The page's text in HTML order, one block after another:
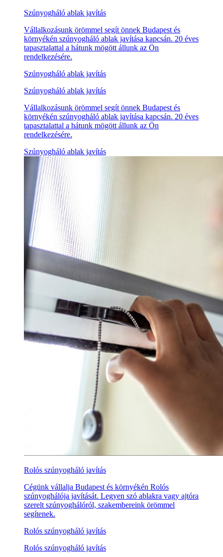
Szúnyogháló ablak javítás
Vállalkozásunk örömmel segít önnek Budapest és
környékén szúnyogháló ablak javítása kapcsán. 20 éves
tapasztalattal a hátunk mögött állunk az Ön
rendelkezésére.
Szúnyogháló ablak javítás
Szúnyogháló ablak javítás
Vállalkozásunk örömmel segít önnek Budapest és
környékén szúnyogháló ablak javítása kapcsán. 20 éves
tapasztalattal a hátunk mögött állunk az Ön
rendelkezésére.
Szúnyogháló ablak javítás
Rolós szúnyogháló javítás
Cégünk vállalja Budapest és környékén Rolós
szúnyoghálója javítását. Legyen szó ablakra vagy ajtóra
szerelt szúnyoghálóról, szakembereink örömmel
segítenek.
Rolós szúnyogháló javítás
Rolós szúnyogháló javítás